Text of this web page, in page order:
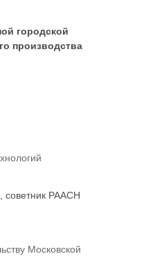
городской
производства
советник РААСН
Московской